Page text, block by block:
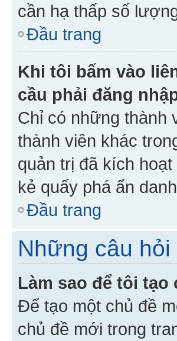
cần hạ thấp số
Đầu trang
Khi tôi bấm vào
cầu phải đăng
Chỉ có những thành
thành viên khác
quản trị đã kích
kẻ quấy phá ẩn
Đầu trang
Những câu
Làm sao để tôi
Để tạo một chủ đề
chủ đề mới trong